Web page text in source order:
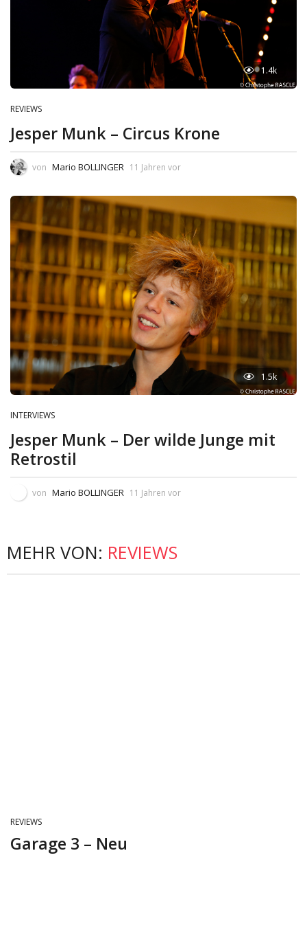
1.4k
REVIEWS
Jesper Munk – Circus Krone
von Mario BOLLINGER 11 Jahren vor
1.5k
INTERVIEWS
Jesper Munk – Der wilde Junge mit
Retrostil
von Mario BOLLINGER 11 Jahren vor
MEHR VON: REVIEWS
REVIEWS
Garage 3 – Neu